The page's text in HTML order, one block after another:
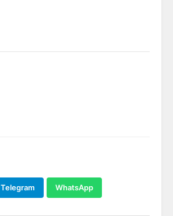
Telegram WhatsApp